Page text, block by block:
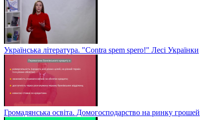
Українська література. "Contra spem spero!" Лесі Українки
Громадянська освіта. Домогосподарство на ринку грошей